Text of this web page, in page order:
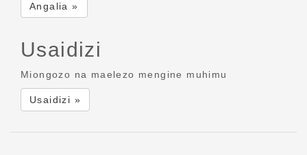
Angalia »
Usaidizi
Miongozo na maelezo mengine muhimu
Usaidizi »